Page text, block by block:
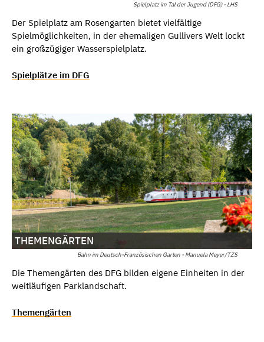
Spielplatz im Tal der Jugend (DFG) - LHS
Der Spielplatz am Rosengarten bietet vielfältige
Spielmöglichkeiten, in der ehemaligen Gullivers Welt lockt
ein großzügiger Wasserspielplatz.
Spielplätze im DFG
Bahn im Deutsch-Französischen Garten - Manuela Meyer/TZS
THEMENGÄRTEN
Die Themengärten des DFG bilden eigene Einheiten in der
weitläufigen Parklandschaft.
Themengärten